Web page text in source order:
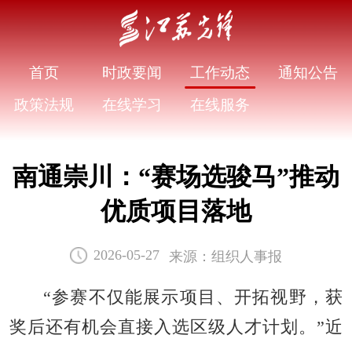
首页 时政要闻 工作动态
通知公告
政策法规
在线学习 在线服务
南通崇川：“赛场选骏马”推动
优质项目落地
2026-05-27 来源：组织人事报
“参赛不仅能展示项目、开拓视野，获
奖后还有机会直接入选区级人才计划。”近